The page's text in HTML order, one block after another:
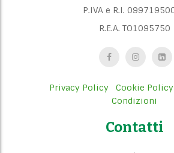
P.IVA e R.I.
R.E.A. TO1095750
Privacy Policy Cookie Policy
Condizioni
Contatti